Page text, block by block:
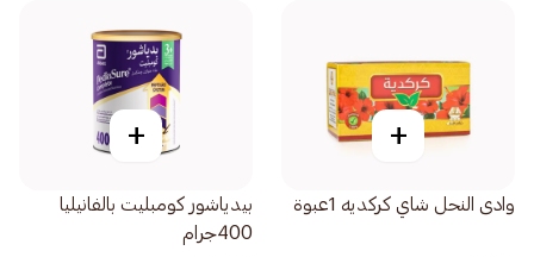
+
وادى النحل شاي كركديه 1عبوة
+
بيدياشور كومبليت بالفانيليا
400جرام